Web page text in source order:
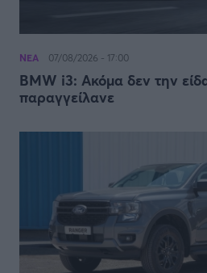
ΝΕΑ 07/08/2026 - 17:00
BMW i3: Ακόμα δεν την
παραγγείλανε